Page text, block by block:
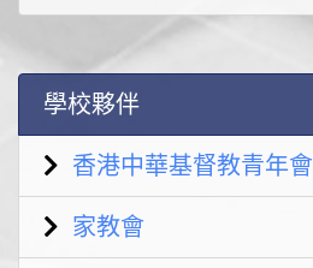
學校夥伴
香港中華基督教青年會
家教會